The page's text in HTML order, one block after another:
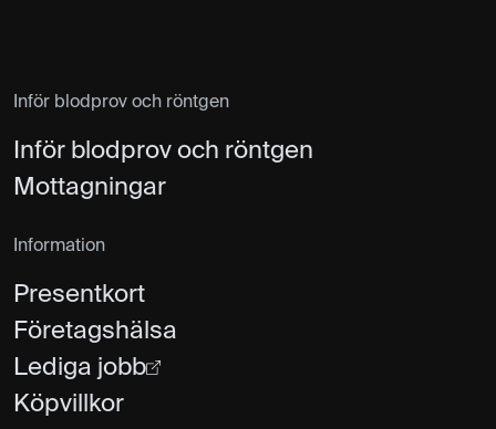
Inför blodprov och röntgen
Inför blodprov och röntgen
Mottagningar
Information
Presentkort
Företagshälsa
Lediga jobb
Köpvillkor